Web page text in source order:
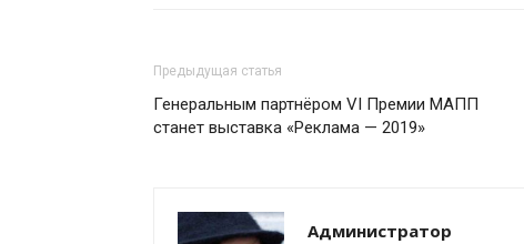
Предыдущая статья
Генеральным партнёром VI Премии МАПП
станет выставка «Реклама — 2019»
Администратор